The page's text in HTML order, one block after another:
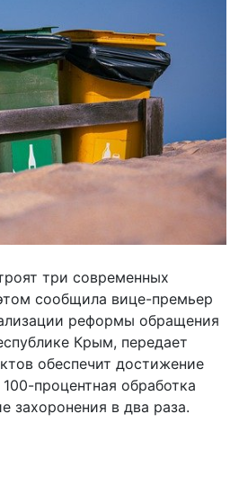
три современных
сообщила вице-премьер
реформы обращения
Крым, передает
обеспечит достижение
процентная обработка
захоронения в два раза.